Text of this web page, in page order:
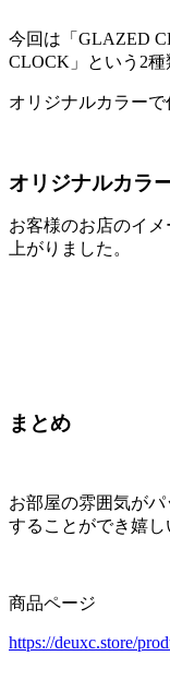
今回は「GLAZED
CLOCK」という2種
オリジナルカラーで
オリジナルカラ
お客様のお店のイ
上がりました。
まとめ
お部屋の雰囲気が
することができ嬉し
商品ページ
https://deuxc.store/